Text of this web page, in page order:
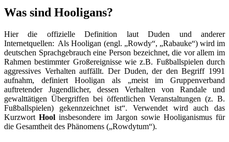
Was sind Hooligans?
Hier die offizielle Definition laut Duden und anderer
Internetquellen: Als Hooligan (engl. „Rowdy“, „Rabauke“) wird im
deutschen Sprachgebrauch eine Person bezeichnet, die vor allem im
Rahmen bestimmter Großereignisse wie z.B. Fußballspielen durch
aggressives Verhalten auffällt. Der Duden, der den Begriff 1991
aufnahm, definiert Hooligan als „meist im Gruppenverband
auftretender Jugendlicher, dessen Verhalten von Randale und
gewalttätigen Übergriffen bei öffentlichen Veranstaltungen (z. B.
Fußballspielen) gekennzeichnet ist“. Verwendet wird auch das
Kurzwort Hool insbesondere im Jargon sowie Hooliganismus für
die Gesamtheit des Phänomens („Rowdytum“).